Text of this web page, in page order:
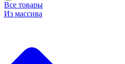
Все товары
Из массива